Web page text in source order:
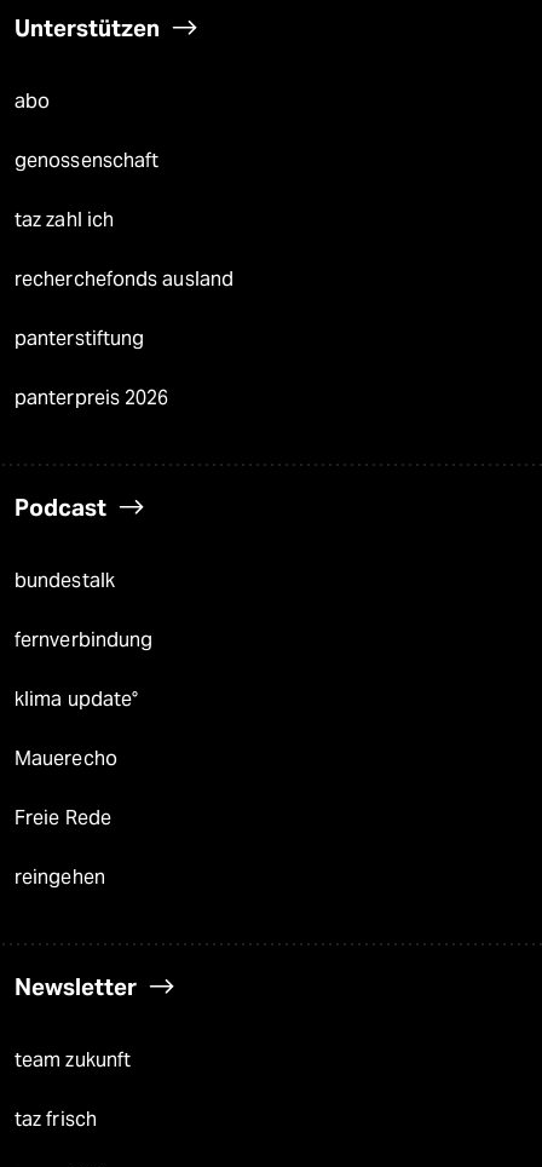
Unterstützen
abo
genossenschaft
taz zahl ich
recherchefonds ausland
panterstiftung
panterpreis 2026
Podcast
bundestalk
fernverbindung
klima update°
Mauerecho
Freie Rede
reingehen
Newsletter
team zukunft
taz frisch